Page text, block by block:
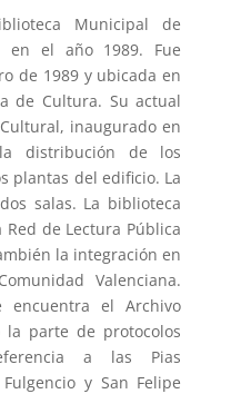
Municipal de
en el año 1989. Fue
de 1989 y ubicada en
de Cultura. Su actual
inaugurado en
distribución de los
plantas del edificio. La
salas. La biblioteca
de Lectura Pública
la integración en
Valenciana.
el Archivo
la parte de protocolos
a las Pias
y San Felipe